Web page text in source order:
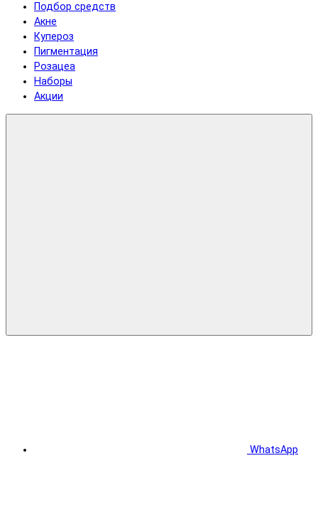
Подбор средств
Акне
Купероз
Пигментация
Розацеа
Наборы
Акции
WhatsApp